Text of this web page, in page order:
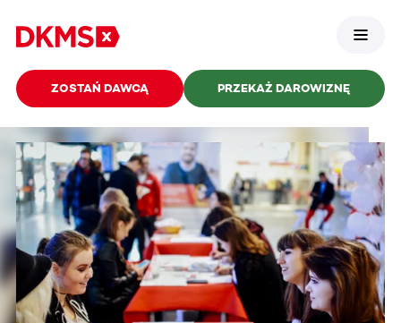
ZOSTAŃ DAWCĄ PRZEKAŻ DAROWIZNĘ